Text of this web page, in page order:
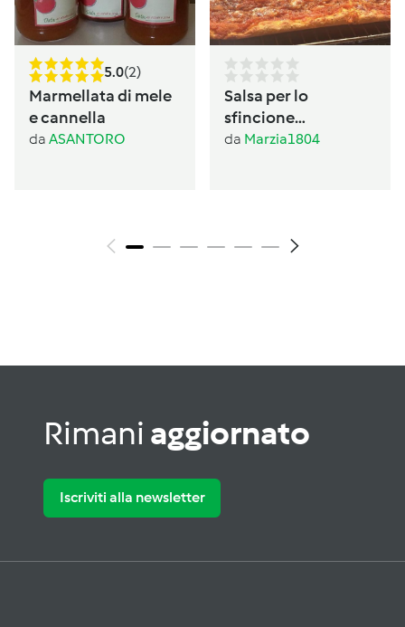
5.0(2)
Marmellata di mele
e cannella
da ASANTORO
Salsa per lo
sfincione
palermitano
da Marzia1804
Rimani aggiornato
Iscriviti alla newsletter